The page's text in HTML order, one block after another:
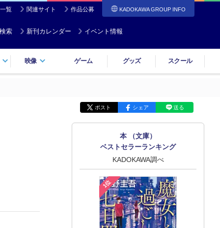
覧 関連サイト 作品公募 KADOKAWA GROUP INFO
索 新刊カレンダー イベント情報
映像 ゲーム グッズ スクール
ポスト シェア 送る
本 （文庫）
ベストセラーランキング
KADOKAWA調べ
1位